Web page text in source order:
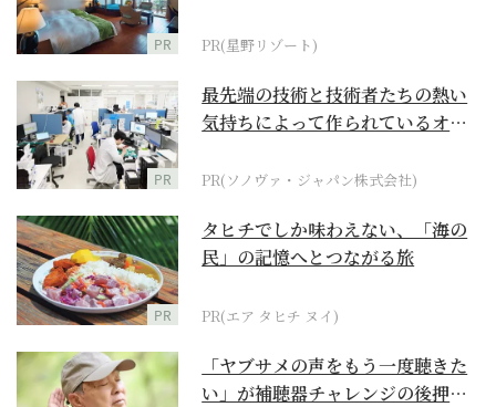
PR PR(星野リゾート)
PR
最先端の技術と技術者たちの熱い
気持ちによって作られているオー
PR(ソノヴァ・ジャパン株式会社)
PR
タヒチでしか味わえない、「海の
民」の記憶へとつながる旅
PR(エア タヒチ ヌイ)
「ヤブサメの声をもう一度聴きた
い」が補聴器チャレンジの後押し